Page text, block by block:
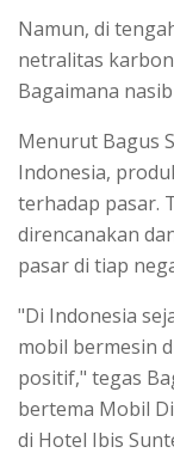
Namun, di
netralitas
Bagaimana
Menurut Bagus
Indonesia,
terhadap pasar.
direncanakan
pasar di tiap
"Di Indonesia
mobil bermesin
positif," tegas
bertema Mobil
di Hotel Ibis